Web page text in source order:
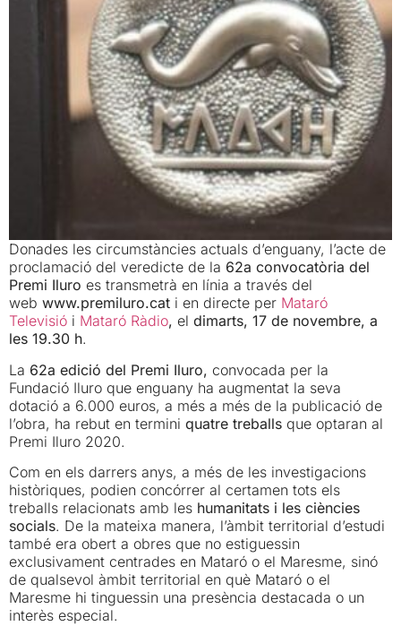
Donades les circumstàncies actuals d’enguany, l’acte de
proclamació del veredicte de la 62a convocatòria del
Premi Iluro es transmetrà en línia a través del
web www.premiluro.cat i en directe per Mataró
Televisió i Mataró Ràdio, el dimarts, 17 de novembre, a
les 19.30 h.
La 62a edició del Premi Iluro, convocada per la
Fundació Iluro que enguany ha augmentat la seva
dotació a 6.000 euros, a més a més de la publicació de
l’obra, ha rebut en termini quatre treballs que optaran al
Premi Iluro 2020.
Com en els darrers anys, a més de les investigacions
històriques, podien concórrer al certamen tots els
treballs relacionats amb les humanitats i les ciències
socials. De la mateixa manera, l’àmbit territorial d’estudi
també era obert a obres que no estiguessin
exclusivament centrades en Mataró o el Maresme, sinó
de qualsevol àmbit territorial en què Mataró o el
Maresme hi tinguessin una presència destacada o un
interès especial.